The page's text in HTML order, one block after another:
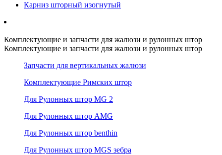
Карниз шторный изогнутый
Комплектующие и запчасти для жалюзи и рулонных штор
Комплектующие и запчасти для жалюзи и рулонных штор
Запчасти для вертикальных жалюзи
Комплектующие Римских штор
Для Рулонных штор MG 2
Для Рулонных штор AMG
Для Рулонных штор benthin
Для Рулонных штор MGS зебра